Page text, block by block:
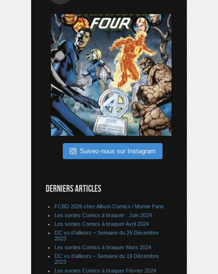
Suivez-nous sur Instagram
DERNIERS ARTICLES
FCBD 2026 chez Album Comics / Momie Paris
Les sorties Comics à braquer : Juin 2024
Les sorties Comics à braquer Avril 2024
DC vu d’ailleurs – Semaine du 26 Décembre
2023
Les sorties Comics à braquer Mars 2024
DC vu d’ailleurs – Semaine du 19 Décembre
2023
Les sorties Comics à braquer Février 2024